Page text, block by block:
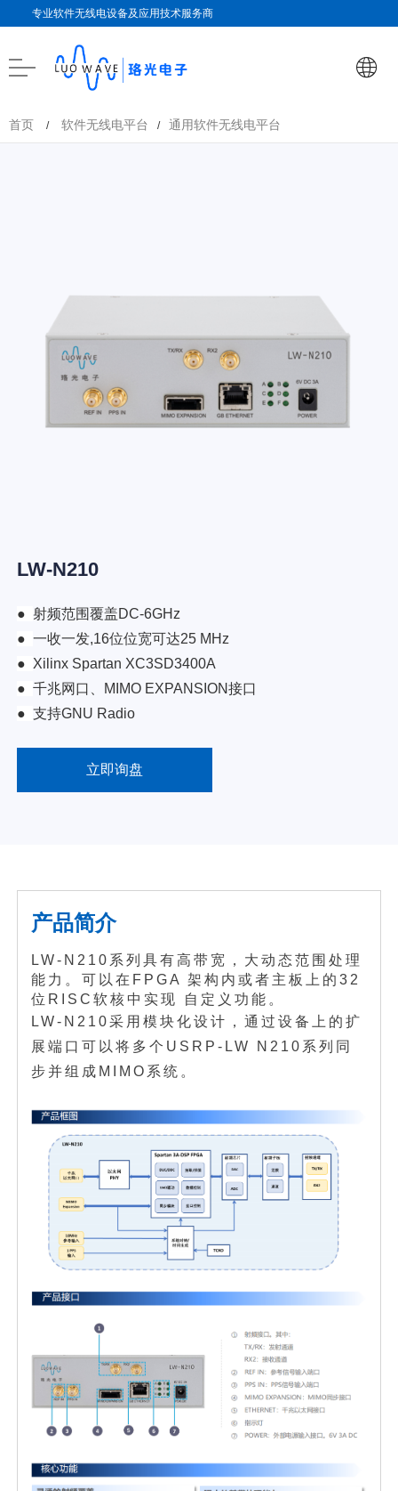
专业软件无线电设备及应用技术服务商
首页 / 软件无线电平台 / 通用软件无线电平台
LW-N210
● 射频范围覆盖DC-6GHz
●一收一发,16位位宽可达25 MHz
● Xilinx Spartan XC3SD3400A
●千兆网口、MIMO EXPANSION接口
●支持GNU Radio
立即询盘
产品简介
LW-N210系列具有高带宽，大动态范围处理
能力。可以在FPGA 架构内或者主板上的32
位RISC软核中实现 自定义功能。
LW-N210采用模块化设计，通过设备上的扩
展端口可以将多个USRP-LW N210系列同
步并组成MIMO系统。